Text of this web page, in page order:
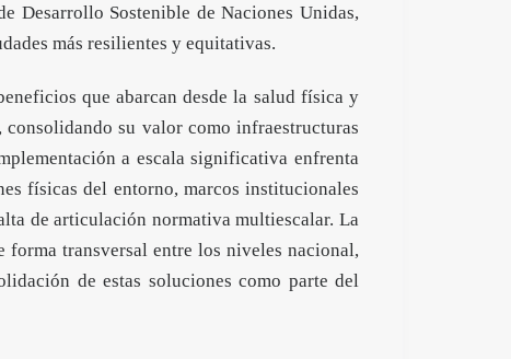
Desarrollo Sostenible de Naciones Unidas,
más resilientes y equitativas.
que abarcan desde la salud física y
su valor como infraestructuras
a escala significativa enfrenta
físicas del entorno, marcos institucionales
de articulación normativa multiescalar. La
transversal entre los niveles nacional,
de estas soluciones como parte del